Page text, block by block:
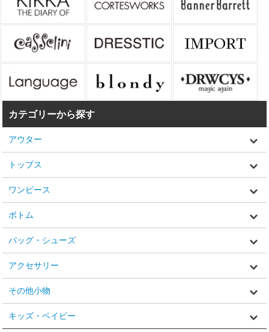
カテゴリーから探す
アウター
トップス
ワンピース
ボトム
バッグ・シューズ
アクセサリー
その他小物
キッズ・ベイビー